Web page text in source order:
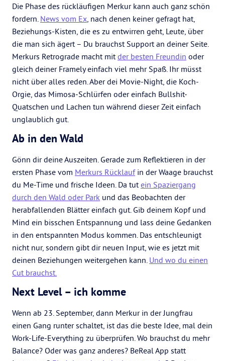
Die Phase des rückläufigen Merkur kann auch ganz schön
fordern. News vom Ex, nach denen keiner gefragt hat,
Beziehungs-Kisten, die es zu entwirren geht, Leute, über
die man sich ägert – Du brauchst Support an deiner Seite.
Merkurs Retrograde macht mitder besten Freundin oder
gleich deiner Framely einfach viel mehr Spaß. Ihr müsst
nicht über alles reden. Aber dei Movie-Night, die Koch-
Orgie, das Mimosa-Schlürfen oder einfach Bullshit-
Quatschen und Lachen tun während dieser Zeit einfach
unglaublich gut.
Ab in den Wald
Gönn dir deine Auszeiten. Gerade zum Reflektieren in der
ersten Phase vom Merkurs Rücklaufin der Waage brauchst
du Me-Time und frische Ideen. Da tutein Spaziergang
durch den Wald oder Park und das Beobachten der
herabfallenden Blätter einfach gut. Gib deinem Kopf und
Mind ein bisschen Entspannung und lass deine Gedanken
in den entspannten Modus kommen. Das entschleunigt
nicht nur, sondern gibt dir neuen Input, wie es jetzt mit
deinen Beziehungen weitergehen kann. Und wo du einen
Cut brauchst.
Next Level – ich komme
Wenn ab 23. September, dann Merkur in der Jungfrau
einen Gang runter schaltet, ist das die beste Idee, mal dein
Work-Life-Everything zu überprüfen. Wo brauchst du mehr
Balance? Oder was ganz anderes? BeReal App statt